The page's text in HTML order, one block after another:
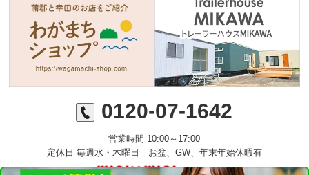
0120-07-1642
営業時間 10:00～17:00
定休日 毎週水・木曜日 お盆、GW、年末年始休暇有